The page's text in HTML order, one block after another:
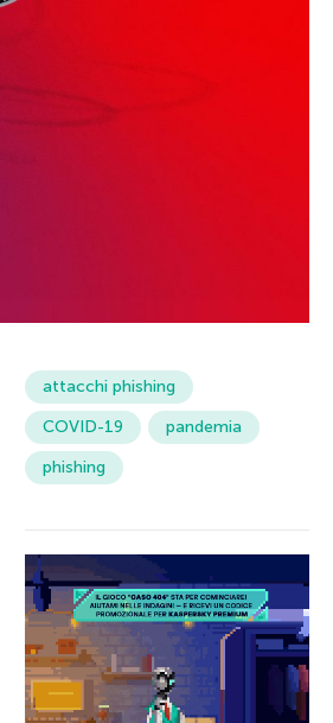
attacchi phishing
COVID-19
pandemia
phishing